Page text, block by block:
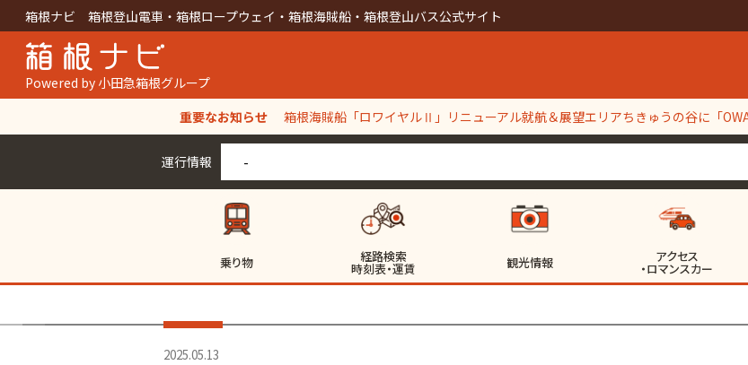
箱根ナビ 箱根登山電車・箱根ロープウェイ・箱根海賊船・箱根登山バス公式サイト
Powered by 小田急箱根グループ
重要なお知らせ 箱根海賊船「ロワイヤルⅡ」リニューアル就航＆展望エリアちきゅうの谷に「
運行情報 -
乗り物 経路検索
時刻表・運賃 観光情報 アクセス
・ロマンスカー
2025.05.13